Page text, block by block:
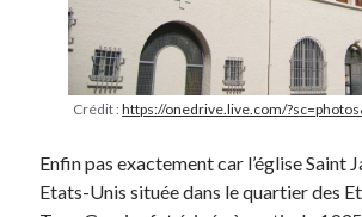
On parle de quoi ?
A Lyon
Coup de coeur
Daddy
Crédit :https://onedrive.live.com/
Enfin pas exactement car l’église Saint
Etats-Unis située dans le quartier des